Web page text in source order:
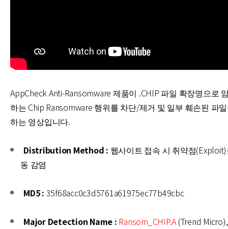
AppCheck Anti-Ransomware 제품이 .CHIP 파일 확장명으로
하는 Chip Ransomware 행위를 차단/제거 및 일부 훼손된 파
하는 영상입니다.
Distribution Method : 웹사이트 접속 시 취약점
동 감염
MD5 : 35f68acc0c3d5761a61975ec77b49cbc
Major Detection Name : Ransom_CHIP.A(Trend Micro),